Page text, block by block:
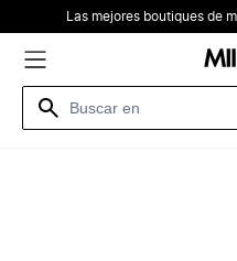
Las mejores boutiques de